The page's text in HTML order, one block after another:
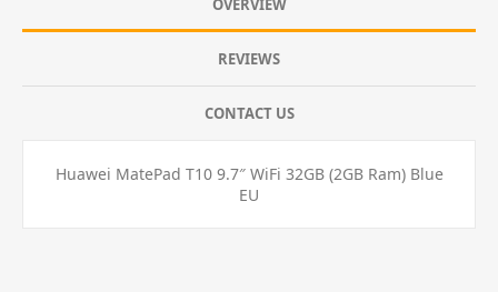
OVERVIEW
REVIEWS
CONTACT US
Huawei MatePad T10 9.7″ WiFi 32GB (2GB Ram) Blue
EU